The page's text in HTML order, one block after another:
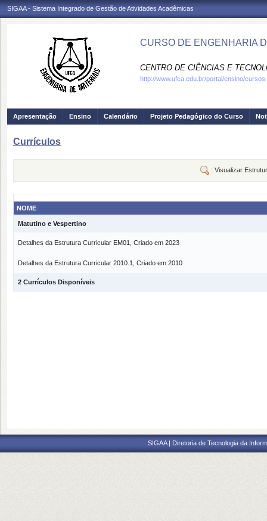
SIGAA - Sistema Integrado de Gestão de Atividades Acadêmicas
CURSO DE ENGENHARIA
CENTRO DE CIÊNCIAS E
http://www.ufca.edu.br/portal/ensino/
Apresentação Ensino Calendário Projeto Pedagógico do Curso
Currículos
: Visualizar
NOME
Matutino e Vespertino
Detalhes da Estrutura Curricular EM01, Criado em 2023
Detalhes da Estrutura Curricular 2010.1, Criado em 2010
2 Currículos Disponíveis
SIGAA | Diretoria de Tecnologia da